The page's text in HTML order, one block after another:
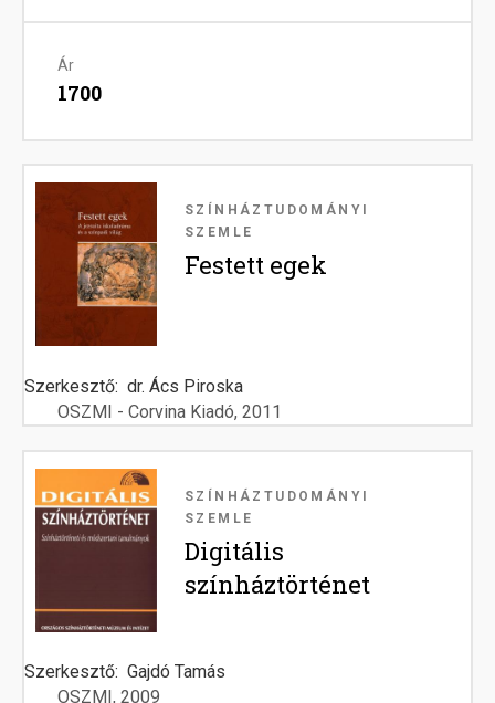
Ár
1700
SZÍNHÁZTUDOMÁNYI
SZEMLE
Festett egek
Szerkesztő dr. Ács Piroska
OSZMI - Corvina Kiadó 2011
SZÍNHÁZTUDOMÁNYI
SZEMLE
Digitális
színháztörténet
Szerkesztő Gajdó Tamás
OSZMI 2009